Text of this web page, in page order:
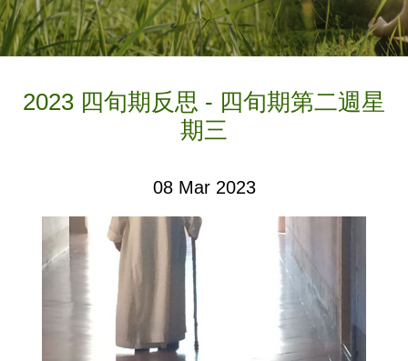
2023 四旬期反思 - 四旬期第二週星
期三
08 Mar 2023